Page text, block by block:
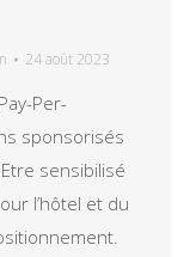
24 août 2023
Per-
sponsorisés
sensibilisé
l’hôtel et du